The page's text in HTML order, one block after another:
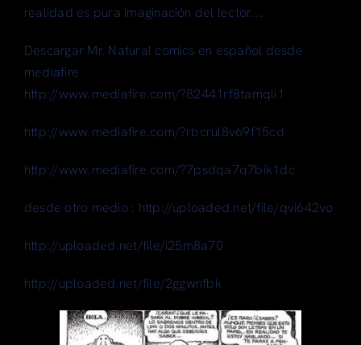
realidad es pura imaginación del lector…..
Descargar Mr. Natural comics en español desde
mediafire
http://www.mediafire.com/?82441rf8tamqli1
http://www.mediafire.com/?rbcrul8v69f15cd
http://www.mediafire.com/?7psdqa7q7bik1dc
desde otro medio : http://uploaded.net/file/qvi642vo
http://uploaded.net/file/i25m8a70
http://uploaded.net/file/2ggwnfbk